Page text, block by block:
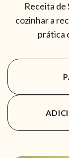
Receita de
cozinhar a
prática